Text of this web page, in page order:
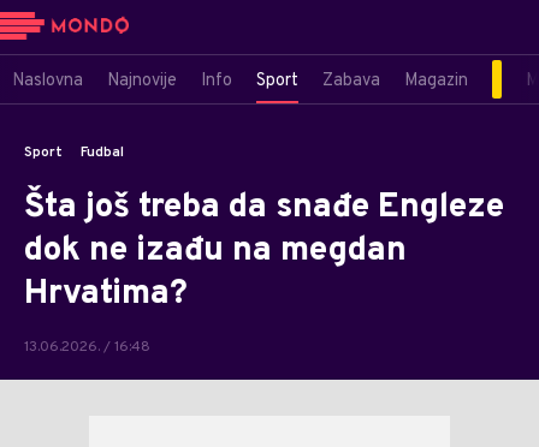
Naslovna Najnovije Info Sport Zabava Magazin
Sport Fudbal
Šta još treba da snađe Engleze
dok ne izađu na megdan
Hrvatima?
13.06.2026. / 16:48